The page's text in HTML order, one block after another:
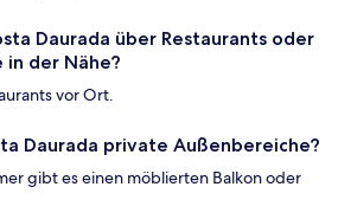
Daurada über Restaurants oder
der Nähe?
vor Ort.
Daurada private Außenbereiche?
gibt es einen möblierten Balkon oder